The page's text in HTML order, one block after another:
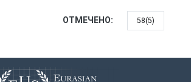
ОТМЕЧЕНО: 58(5)